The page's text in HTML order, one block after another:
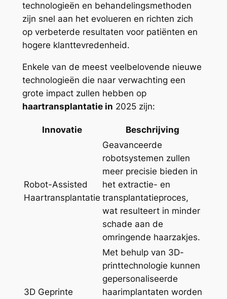
technologieën en behandelingsmethoden
zijn snel aan het evolueren en richten zich
op verbeterde resultaten voor patiënten en
hogere klanttevredenheid.
Enkele van de meest veelbelovende nieuwe
technologieën die naar verwachting een
grote impact zullen hebben op
haartransplantatie in 2025 zijn:
Innovatie Beschrijving
Robot-Assisted
Haartransplantatie
Geavanceerde
robotsystemen zullen
meer precisie bieden in
het extractie- en
transplantatieproces,
wat resulteert in minder
schade aan de
omringende haarzakjes.
3D Geprinte
Met behulp van 3D-
printtechnologie kunnen
gepersonaliseerde
haarimplantaten worden